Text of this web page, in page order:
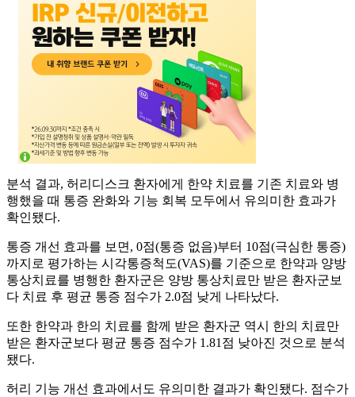
분석 결과, 허리디스크 환자에게 한약 치료를 기존 치료와 병
행했을 때 통증 완화와 기능 회복 모두에서 유의미한 효과가
확인됐다.
통증 개선 효과를 보면, 0점(통증 없음)부터 10점(극심한 통증)
까지로 평가하는 시각통증척도(VAS)를 기준으로 한약과 양방
통상치료를 병행한 환자군은 양방 통상치료만 받은 환자군보
다 치료 후 평균 통증 점수가 2.0점 낮게 나타났다.
또한 한약과 한의 치료를 함께 받은 환자군 역시 한의 치료만
받은 환자군보다 평균 통증 점수가 1.81점 낮아진 것으로 분석
됐다.
허리 기능 개선 효과에서도 유의미한 결과가 확인됐다. 점수가